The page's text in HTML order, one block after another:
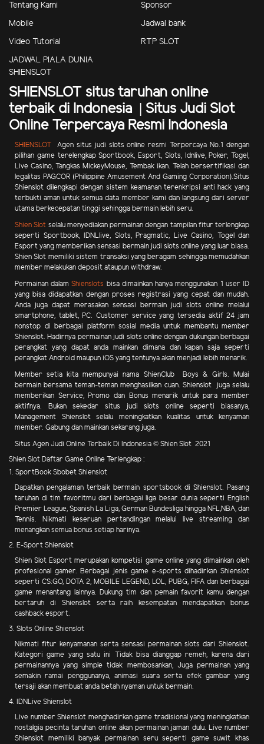
Tentang Kami
Sponsor
Mobile
Jadwal bank
Video Tutorial
RTP SLOT
JADWAL PIALA DUNIA
SHIENSLOT
SHIENSLOT situs taruhan online
terbaik di Indonesia | Situs Judi Slot
Online Terpercaya Resmi Indonesia
SHIENSLOT
Agen situs judi slots online resmi Terpercaya No.1 dengan
pilihan game terelengkap Sportbook, Esport, Slots, Idnlive, Poker, Togel,
Live Casino, Tangkas MickeyMouse, Tembak ikan. Telah bersertifikasi dan
legalitas PAGCOR (Philippine Amusement And Gaming Corporation).Situs
Shienslot dilengkapi dengan sistem keamanan terenkripsi anti hack yang
terbukti aman untuk semua data member kami dan langsung dari server
utama berkecepatan tinggi sehingga bermain lebih seru.
Shien Slot selalu menyediakan permainan dengan tampilan fitur terlengkap
seperti Sportbook, IDNLlive, Slots, Pragmatic, Live Casino, Togel dan
Esport yang memberikan sensasi bermain judi slots online yang luar biasa.
Shien Slot memiliki sistem transaksi yang beragam sehingga memudahkan
member melakukan deposit ataupun withdraw.
Permainan dalamShienslots bisa dimainkan hanya menggunakan 1 user ID
yang bisa didapatkan dengan proses registrasi yang cepat dan mudah.
Anda juga dapat merasakan sensasi bermain judi slots online melalui
smartphone, tablet, PC. Customer service yang tersedia aktif 24 jam
nonstop di berbagai platform sosial media untuk membantu member
Shienslot. Hadirnya permainan judi slots online dengan dukungan berbagai
perangkat yang dapat anda mainkan dimana dan kapan saja seperti
perangkat Android maupun iOS yang tentunya akan menjadi lebih menarik.
Member setia kita mempunyai nama ShienClub Boys & Girls. Mulai
bermain bersama teman-teman menghasilkan cuan. Shienslot juga selalu
memberikan Service, Promo dan Bonus menarik untuk para member
aktifnya. Bukan sekedar situs judi slots online seperti biasanya,
Management Shienslot selalu meningkatkan kualitas untuk kenyaman
member. Gabung dan mainkan sekarang juga.
Situs Agen Judi Online Terbaik Di Indonesia © Shien Slot 2021
Shien Slot Daftar Game Online Terlengkap :
1. SportBook Sbobet Shienslot
Dapatkan pengalaman terbaik bermain sportsbook di Shienslot. Pasang
taruhan di tim favoritmu dari berbagai liga besar dunia seperti English
Premier League, Spanish La Liga, German Bundesliga hingga NFL,NBA, dan
Tennis. Nikmati keseruan pertandingan melalui live streaming dan
menangkan semua bonus setiap harinya.
2. E-Sport Shienslot
Shien Slot Esport merupakan kompetisi game online yang dimainkan oleh
profesional gamer. Berbagai jenis game e-sports dihadirkan Shienslot
seperti CS:GO, DOTA 2, MOBILE LEGEND, LOL, PUBG, FIFA dan berbagai
game menantang lainnya. Dukung tim dan pemain favorit kamu dengan
bertaruh di Shienslot serta raih kesempatan mendapatkan bonus
cashback esport.
3. Slots Online Shienslot
Nikmati fitur kenyamanan serta sensasi permainan slots dari Shienslot.
Kategori game yang satu ini Tidak bisa dianggap remeh, karena dari
permainannya yang simple tidak membosankan, Juga permainan yang
semakin ramai penggunanya, animasi suara serta efek gambar yang
tersaji akan membuat anda betah nyaman untuk bermain.
4. IDNLive Shienslot
Live number Shienslot menghadirkan game tradisional yang meningkatkan
nostalgia pecinta taruhan online akan permainan jaman dulu. Live number
Shienslot memiliki banyak permainan seru seperti game suwit khas